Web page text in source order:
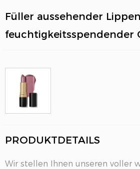
Füller aussehender
feuchtigkeitsspendender
PRODUKTDETAILS
Wir stellen Ihnen unseren voller